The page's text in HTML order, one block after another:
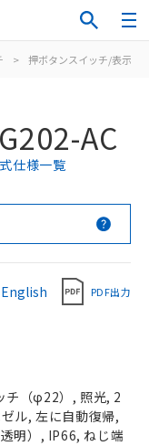
> 押ボタンスイッチ/表示灯
AC
仕様一覧
English PDF出力
チ（φ22）, 照光, 2
ル, 左に自動復帰,
明）, IP66, ねじ端